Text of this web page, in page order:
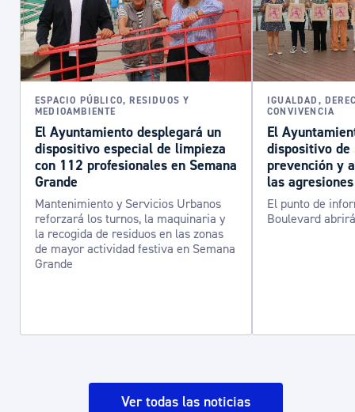
ESPACIO PÚBLICO, RESIDUOS Y
MEDIOAMBIENTE
El Ayuntamiento desplegará un
dispositivo especial de limpieza
con 112 profesionales en Semana
Grande
Mantenimiento y Servicios Urbanos
reforzará los turnos, la maquinaria y
la recogida de residuos en las zonas
de mayor actividad festiva en Semana
Grande
IGUALDAD,
CONVIVENCIA
El
dispositivo de
prevención y
las
El punto de
Boulevard
Ver todas las noticias